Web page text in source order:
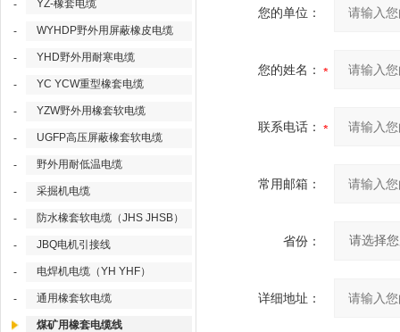
- YZ-橡套电缆
- WYHDP野外用屏蔽橡皮电缆
- YHD野外用耐寒电缆
- YC YCW重型橡套电缆
- YZW野外用橡套软电缆
- UGFP高压屏蔽橡套软电缆
- 野外用耐低温电缆
- 采掘机电缆
- 防水橡套软电缆（JHS JHSB）
- JBQ电机引接线
- 电焊机电缆（YH YHF）
- 通用橡套软电缆
煤矿用橡套电缆线
您的单位：
您的姓名：
联系电话：
常用邮箱：
省份：
详细地址：